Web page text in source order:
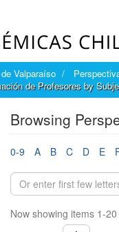
Valparaíso
de Profesores by
Browsing
0-9 A B C D E
Now showing items 1-